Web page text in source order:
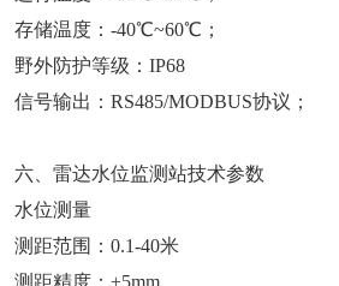
存储温度：-40℃~60℃；
野外防护等级：IP68
信号输出：RS485/MODBUS协议；
六、雷达水位监测站技术参数
水位测量
测距范围：0.1-40米